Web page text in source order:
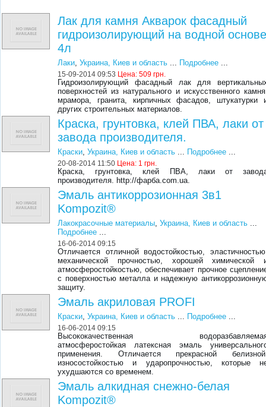
Лак для камня Акварок фасадный
гидроизолирующий на водной
4л
Лаки,Украина, Киев и область ... Подробнее ...
15-09-2014 09:53 Цена:509 грн.
Гидроизолирующий фасадный лак для
поверхностей из натурального и искусственного
мрамора, гранита, кирпичных фасадов, штукатурки
других строительных материалов.
Краска, грунтовка, клей ПВА, лаки от
завода производителя.
Краски,Украина, Киев и область ... Подробнее ...
20-08-2014 11:50 Цена: 1 грн.
Краска, грунтовка, клей ПВА, лаки от
производителя. http://фарба.com.ua.
Эмаль антикоррозионная 3в1
Kompozit®
Лакокрасочные материалы,Украина, Киев и область ...
Подробнее ...
16-06-2014 09:15
Отличается отличной водостойкостью,
механической прочностью, хорошей химической
атмосферостойкостью, обеспечивает прочное
с поверхностью металла и надежную
защиту.
Эмаль акриловая PROFI
Краски,Украина, Киев и область ... Подробнее ...
16-06-2014 09:15
Высококачественная
атмосферостойкая латексная эмаль
применения. Отличается прекрасной
износостойкостью и ударопрочностью, которые
ухудшаются со временем.
Эмаль алкидная снежно-белая
Kompozit®